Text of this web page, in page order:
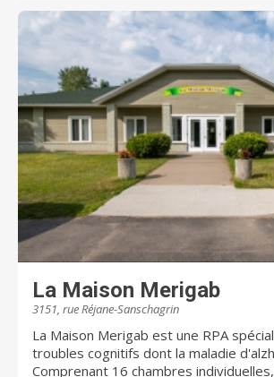
millions de pieds carrés, les
simplement infinies. C’est un retour
pêche sur lac, agriculture,
Les immenses espaces verdoyants
reprendre contact avec vos 5 sens,
vraie vie. Plusieurs espaces de
pour que vous puissiez accueillir vos
environnement accueillant et chaleureux.
mission : vous offrir un milieu de vie
l’harmonie, le bien-être et le
chacun et ce, dans un environnement
souffle. Vivre chaque moment sera
préoccupation.
La Maison Merigab
3151, rue Réjane-Sanschagrin
La Maison Merigab est une RPA
troubles cognitifs dont la maladie
Comprenant 16 chambres